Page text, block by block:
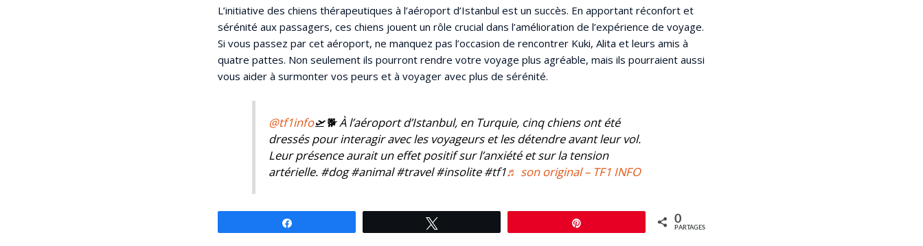
L’initiative des chiens thérapeutiques à l’aéroport d’Istanbul est un succès. En apportant réconfort et
sérénité aux passagers, ces chiens jouent un rôle crucial dans l’amélioration de l’expérience de voyage.
Si vous passez par cet aéroport, ne manquez pas l’occasion de rencontrer Kuki, Alita et leurs amis à
quatre pattes. Non seulement ils pourront rendre votre voyage plus agréable, mais ils pourraient aussi
vous aider à surmonter vos peurs et à voyager avec plus de sérénité.
@tf1info🛫🐕 À l’aéroport d’Istanbul, en Turquie, cinq chiens ont été
dressés pour interagir avec les voyageurs et les détendre avant leur vol.
Leur présence aurait un effet positif sur l’anxiété et sur la tension
artérielle. #dog #animal #travel #insolite #tf1♬ son original – TF1 INFO
0
PARTAGES